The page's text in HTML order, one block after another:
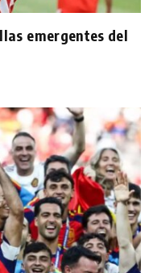
emergentes del